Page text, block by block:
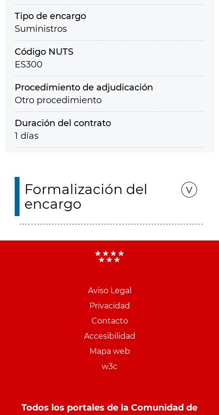
Tipo de encargo
Suministros
Código NUTS
ES300
Procedimiento de adjudicación
Otro procedimiento
Duración del contrato
1 días
Formalización del
encargo
Aviso Legal
Privacidad
Contacto
Accesibilidad
Mapa web
w3c
Todos los portales de la Comunidad de